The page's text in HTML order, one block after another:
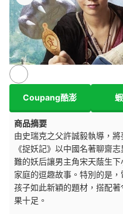
Coupang酷澎
商品摘要
由史瑞克之父許誠毅執導，
《捉妖記》以中國名著聊齋
難的妖后讓男主角宋天蔭生
家庭的逗趣故事。特別的是
孩子如此新穎的題材，搭配著
果十足。